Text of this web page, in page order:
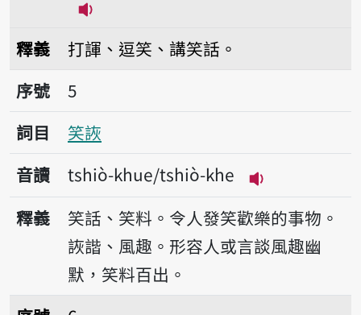
釋義
打諢、逗笑、講笑話。
序號5笑詼
序號
5
詞目
笑詼
音讀
tshiò-khue/tshiò-khe
播放音讀
釋義
笑話、笑料。令人發笑歡樂的事物。
詼諧、風趣。形容人或言談風趣幽
默，笑料百出。
序號6笑詼齣